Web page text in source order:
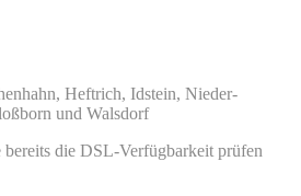
Heftrich, Idstein, Nieder-
und Walsdorf
die DSL-Verfügbarkeit prüfen